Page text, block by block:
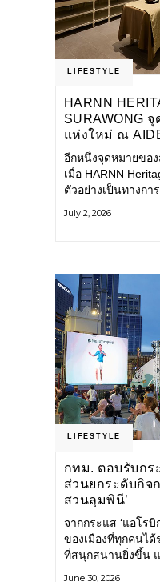
LIFESTYLE
HARNN
SURAWONG
แห่งใหม่ ณ
BANGKOK
อีกหนึ่งจุดหมายขอ
เมื่อ HARNN
ตัวอย่างเป็นทางกา
ของเมืองใหญ่ มา
July 2, 2026
LIFESTYLE
กทม. ตอบรับกร
ส่วนยกระดับกิจ
สวนลุมพินี’
จากกระแส ‘แอโร
ของเมืองที่ทุกคนไ
ที่สนุกสนานยิ่งขึ้น แ
June 30, 2026